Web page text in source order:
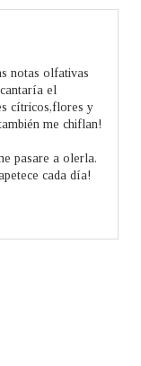
notas olfativas
el
cítricos,flores y
me chiflan!
pasare a olerla.
cada día!